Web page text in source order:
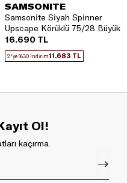
SAMSONITE
Samsonite Siyah Spinner
Upscape Körüklü 75/28 Büyük
Boy Valiz
16.690 TL
2.'ye %30 İndirim11.683 TL
Ol!
kaçırma.